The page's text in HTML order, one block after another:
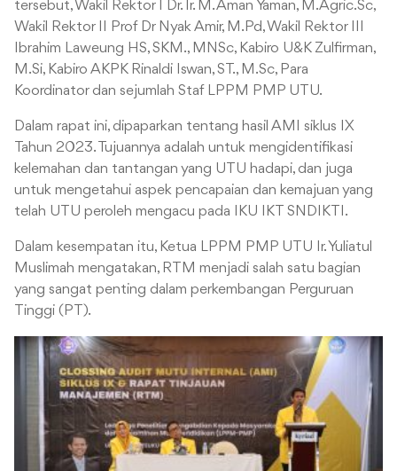
tersebut, Wakil Rektor I Dr. Ir. M. Aman Yaman, M.Agric.Sc,
Wakil Rektor II Prof Dr Nyak Amir, M.Pd, Wakil Rektor III
Ibrahim Laweung HS, SKM., MNSc, Kabiro U&K Zulfirman,
M.Si, Kabiro AKPK Rinaldi Iswan, ST., M.Sc, Para
Koordinator dan sejumlah Staf LPPM PMP UTU.
Dalam rapat ini, dipaparkan tentang hasil AMI siklus IX
Tahun 2023. Tujuannya adalah untuk mengidentifikasi
kelemahan dan tantangan yang UTU hadapi, dan juga
untuk mengetahui aspek pencapaian dan kemajuan yang
telah UTU peroleh mengacu pada IKU IKT SNDIKTI.
Dalam kesempatan itu, Ketua LPPM PMP UTU Ir. Yuliatul
Muslimah mengatakan, RTM menjadi salah satu bagian
yang sangat penting dalam perkembangan Perguruan
Tinggi (PT).